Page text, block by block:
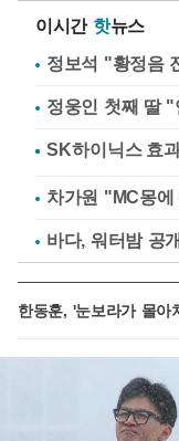
이시간 핫뉴스
정보석 "황정음
정웅인 첫째 딸
바다, 워터밤 공
한동훈, '눈보라가 몰아